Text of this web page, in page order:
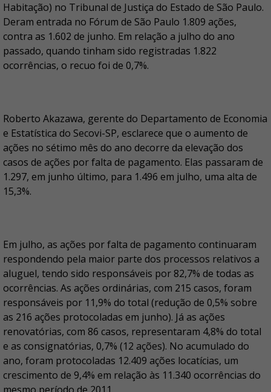
Habitação) no Tribunal de Justiça do Estado de São Paulo.
Deram entrada no Fórum de São Paulo 1.809 ações,
contra as 1.602 de junho. Em relação a julho do ano
passado, quando tinham sido registradas 1.822
ocorrências, o recuo foi de 0,7%.
Roberto Akazawa, gerente do Departamento de Economia
e Estatística do Secovi-SP, esclarece que o aumento de
ações no sétimo mês do ano decorre da elevação dos
casos de ações por falta de pagamento. Elas passaram de
1.297, em junho último, para 1.496 em julho, uma alta de
15,3%.
Em julho, as ações por falta de pagamento continuaram
respondendo pela maior parte dos processos relativos a
aluguel, tendo sido responsáveis por 82,7% de todas as
ocorrências. As ações ordinárias, com 215 casos, foram
responsáveis por 11,9% do total (redução de 0,5% sobre
as 216 ações protocoladas em junho). Já as ações
renovatórias, com 86 casos, representaram 4,8% do total
e as consignatórias, 0,7% (12 ações). No acumulado do
ano, foram protocoladas 12.409 ações locatícias, um
crescimento de 9,4% em relação às 11.340 ocorrências do